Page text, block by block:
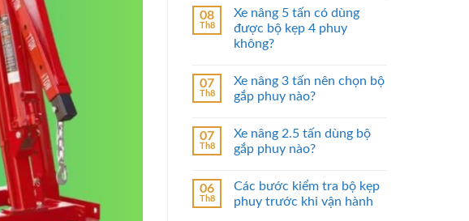
08
Th8
Xe nâng 5 tấn có dùng
được bộ kẹp 4 phuy
không?
07
Th8
Xe nâng 3 tấn nên chọn bộ
gắp phuy nào?
07
Th8
Xe nâng 2.5 tấn dùng bộ
gắp phuy nào?
06
Th8
Các bước kiểm tra bộ kẹp
phuy trước khi vận hành